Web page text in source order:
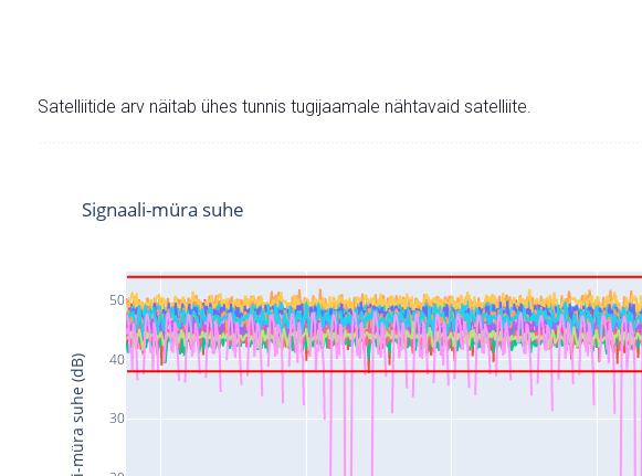
Satelliitide arv näitab ühes tunnis tugijaamale nähtavaid satelliite.
30
40
50
Signaali-müra suhe